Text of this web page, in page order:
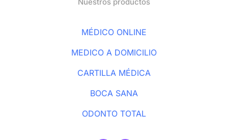
MÉDICO ONLINE
MEDICO A DOMICILIO
CARTILLA MÉDICA
BOCA SANA
ODONTO TOTAL